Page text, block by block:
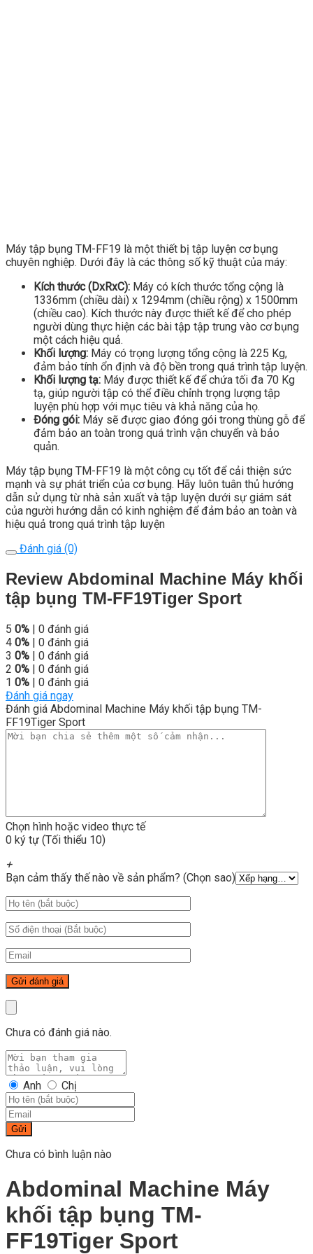
Máy tập bụng TM-FF19 là một thiết bị tập luyện cơ bụng
chuyên nghiệp. Dưới đây là các thông số kỹ thuật của máy:
Kích thước (DxRxC): Máy có kích thước tổng cộng là
1336mm (chiều dài) x 1294mm (chiều rộng) x 1500mm
(chiều cao). Kích thước này được thiết kế để cho phép
người dùng thực hiện các bài tập tập trung vào cơ bụng
một cách hiệu quả.
Khối lượng: Máy có trọng lượng tổng cộng là 225 Kg,
đảm bảo tính ổn định và độ bền trong quá trình tập luyện.
Khối lượng tạ: Máy được thiết kế để chứa tối đa 70 Kg
tạ, giúp người tập có thể điều chỉnh trọng lượng tập
luyện phù hợp với mục tiêu và khả năng của họ.
Đóng gói: Máy sẽ được giao đóng gói trong thùng gỗ để
đảm bảo an toàn trong quá trình vận chuyển và bảo
quản.
Máy tập bụng TM-FF19 là một công cụ tốt để cải thiện sức
mạnh và sự phát triển của cơ bụng. Hãy luôn tuân thủ hướng
dẫn sử dụng từ nhà sản xuất và tập luyện dưới sự giám sát
của người hướng dẫn có kinh nghiệm để đảm bảo an toàn và
hiệu quả trong quá trình tập luyện
Đánh giá (0)
Review Abdominal Machine Máy khối
tập bụng TM-FF19Tiger Sport
5 0% | 0 đánh giá
4 0% | 0 đánh giá
3 0% | 0 đánh giá
2 0% | 0 đánh giá
1 0% | 0 đánh giá
Đánh giá ngay
Đánh giá Abdominal Machine Máy khối tập bụng TM-
FF19Tiger Sport
Chọn hình hoặc video thực tế
0 ký tự (Tối thiểu 10)
+
Bạn cảm thấy thế nào về sản phẩm? (Chọn sao)
Chưa có đánh giá nào.
Anh Chị
Gửi
Chưa có bình luận nào
Abdominal Machine Máy
khối tập bụng TM-
FF19Tiger Sport